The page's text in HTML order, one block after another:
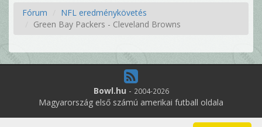
Fórum
NFL eredménykövetés
Green Bay Packers - Cleveland Browns
Bowl.hu - 2004-2026
Magyarország első számú amerikai futball oldala